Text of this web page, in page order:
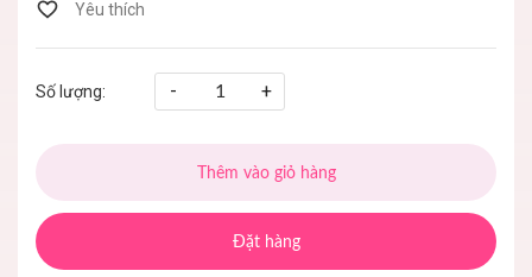
Số lượng: - +
Thêm vào giỏ hàng
Đặt hàng